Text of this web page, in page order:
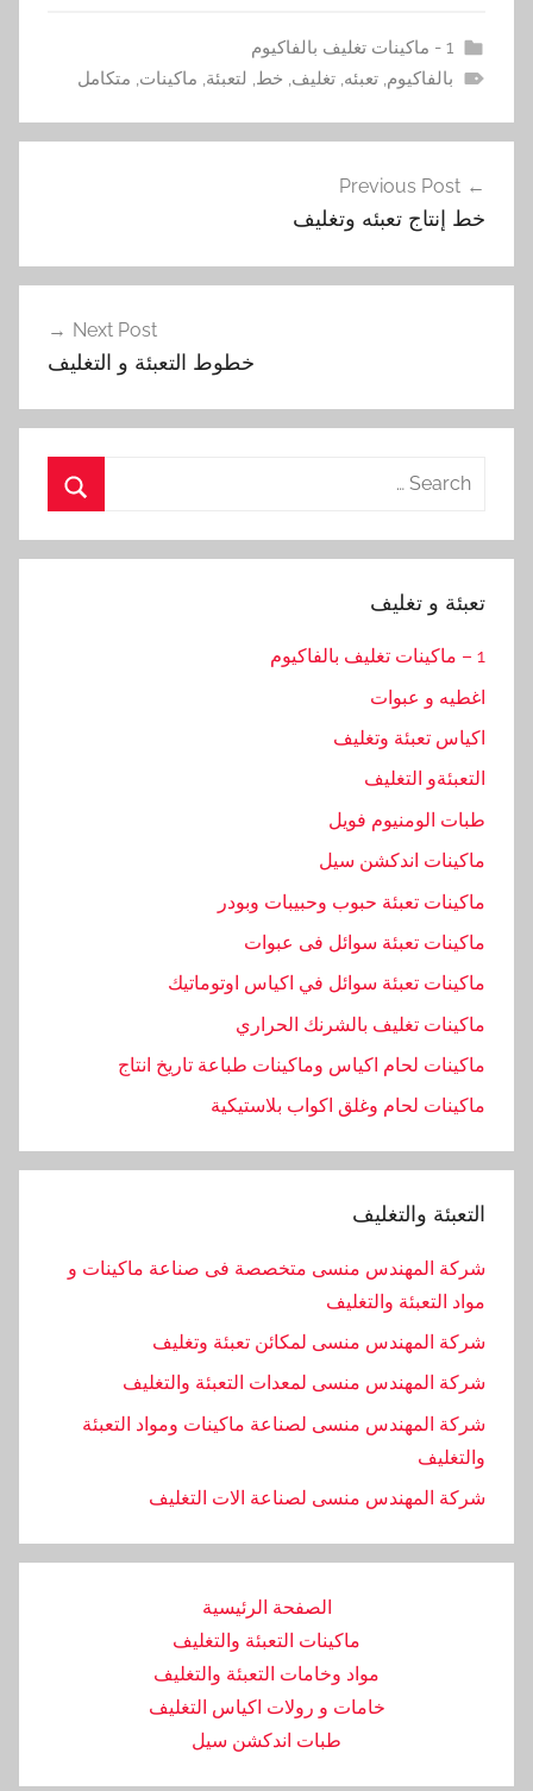
1 - ماكينات تغليف بالفاكيوم
بالفاكيوم,تعبئه,تغليف, خط, لتعبئة, ماكينات, متكامل
المقالات
Previous Post
خط إنتاج تعبئه وتغليف
Next Post
خطوط التعبئة و التغليف
Search
تعبئة و تغليف
1 – ماكينات تغليف بالفاكيوم
اغطيه و عبوات
اكياس تعبئة وتغليف
التعبئةو التغليف
طبات الومنيوم فويل
ماكينات اندكشن سيل
ماكينات تعبئة حبوب وحبيبات وبودر
ماكينات تعبئة سوائل فى عبوات
ماكينات تعبئة سوائل في اكياس اوتوماتيك
ماكينات تغليف بالشرنك الحراري
ماكينات لحام اكياس وماكينات طباعة تاريخ انتاج
ماكينات لحام وغلق اكواب بلاستيكية
التعبئة والتغليف
شركة المهندس منسى متخصصة فى صناعة ماكينات و
مواد التعبئة والتغليف
شركة المهندس منسى لمكائن تعبئة وتغليف
شركة المهندس منسى لمعدات التعبئة والتغليف
شركة المهندس منسى لصناعة ماكينات ومواد التعبئة
والتغليف
‏شركة المهندس منسى لصناعة الات التغليف
الصفحة الرئيسية
ماكينات التعبئة والتغليف
مواد وخامات التعبئة والتغليف
خامات و رولات اكياس التغليف
طبات اندكشن سيل